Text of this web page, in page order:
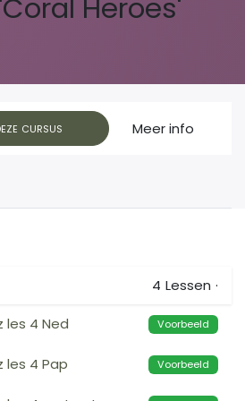
Heroes'
cursus Meer info
4 Lessen ·
les 4 Ned Voorbeeld
les 4 Pap Voorbeeld